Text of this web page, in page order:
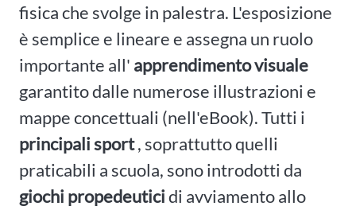
fisica che svolge in palestra. L'esposizione
è semplice e lineare e assegna un ruolo
importante all' apprendimentovisuale
garantito dalle numerose illustrazioni e
mappe concettuali (nell'eBook). Tutti i
principali sport, soprattutto quelli
praticabili a scuola, sono introdotti da
giochi propedeuticidi avviamento allo